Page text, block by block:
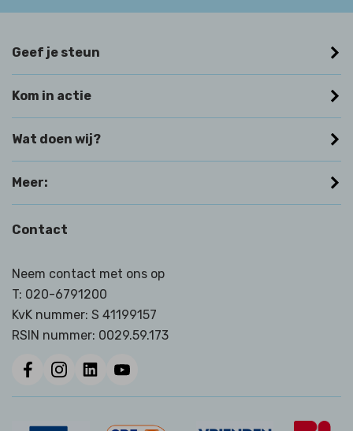
Geef je steun
Kom in actie
Wat doen wij?
Meer:
Contact
Neem contact met ons op
T: 020-6791200
KvK nummer: S 41199157
RSIN nummer: 0029.59.173